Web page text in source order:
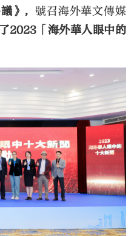
議》，號召海外華文傳媒
2023「海外華人眼中的